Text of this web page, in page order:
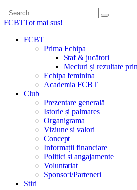
FCBTTot mai sus!
FCBT
Prima Echipa
Staf & jucători
Meciuri și rezultate
Echipa feminina
Academia FCBT
Club
Prezentare generală
Istorie și palmares
Organigrama
Viziune si valori
Concept
Informații financiare
Politici si angajamente
Voluntariat
Sponsori/Parteneri
Stiri